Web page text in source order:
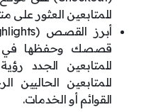
للمتابعين العثور على
قصصك وحفظها في
للمتابعين الجدد
للمتابعين الحاليين
القوائم أو الخدمات.